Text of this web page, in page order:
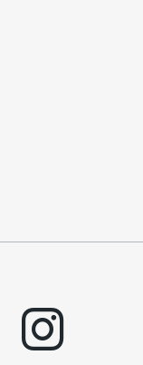
instagram